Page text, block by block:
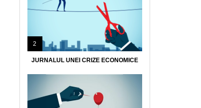
2
JURNALUL UNEI CRIZE ECONOMICE